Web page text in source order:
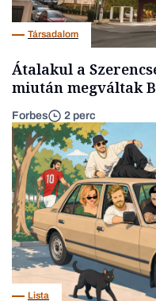
Társadalom
Átalakul a
miután megváltak
Forbes 2 perc
Lista